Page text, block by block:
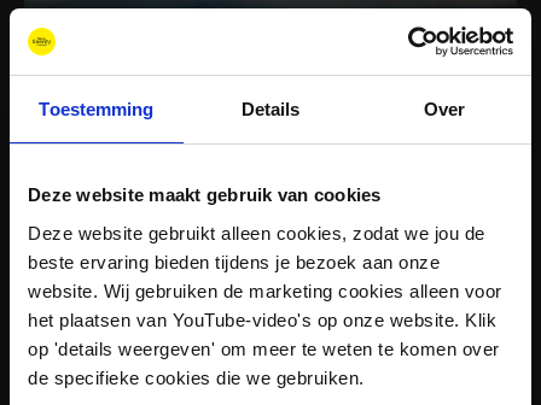
Toestemming Details Over
Deze website maakt gebruik van cookies
Deze website gebruikt alleen cookies, zodat we jou de
beste ervaring bieden tijdens je bezoek aan onze
website. Wij gebruiken de marketing cookies alleen voor
het plaatsen van YouTube-video's op onze website. Klik
op 'details weergeven' om meer te weten te komen over
de specifieke cookies die we gebruiken.
IANOS
Eilanden als proeftuin voor decarbonisatie en
maatschappelijke betrokkenheid bij de
energietransitie.